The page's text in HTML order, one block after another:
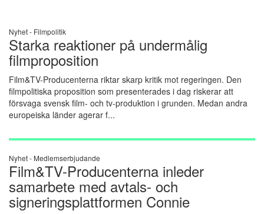
Nyhet - Filmpolitik
Starka reaktioner på undermålig
filmproposition
Film&TV-Producenterna riktar skarp kritik mot regeringen. Den
filmpolitiska proposition som presenterades i dag riskerar att
försvaga svensk film- och tv-produktion i grunden. Medan andra
europeiska länder agerar f...
Nyhet - Medlemserbjudande
Film&TV-Producenterna inleder
samarbete med avtals- och
signeringsplattformen Connie